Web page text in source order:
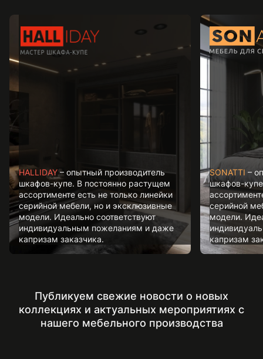
HALLIDAY– опытный производитель
шкафов-купе. В постоянно растущем
ассортименте есть не только линейки
серийной мебели, но и эксклюзивные
модели. Идеально соответствуют
индивидуальным пожеланиям и даже
капризам заказчика.
SONATTI –
шкафов-
серийной
модели.
капризам
Публикуем свежие новости о новых
коллекциях и актуальных мероприятиях с
нашего мебельного производства